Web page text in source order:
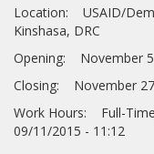
Location: USAID/
Kinshasa, DRC
Opening: November
Closing: November
Work Hours: Full-
09/11/2015 - 11:12